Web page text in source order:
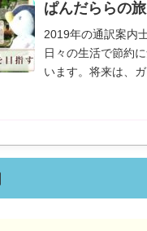
ぱんだららの
2019年の通訳案内
日々の生活で節約
います。将来は、